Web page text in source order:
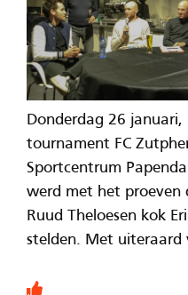
Donderdag 26
tournament FC
Sportcentrum
werd met het proeven
Ruud Theloesen kok
stelden. Met uiteraard